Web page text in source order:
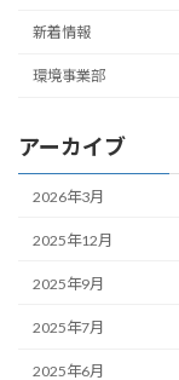
新着情報
環境事業部
アーカイブ
2026年3月
2025年12月
2025年9月
2025年7月
2025年6月